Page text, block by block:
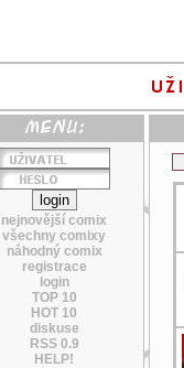
nejnovější comix
všechny comixy
náhodný comix
registrace
login
TOP 10
HOT 10
diskuse
RSS 0.9
HELP!